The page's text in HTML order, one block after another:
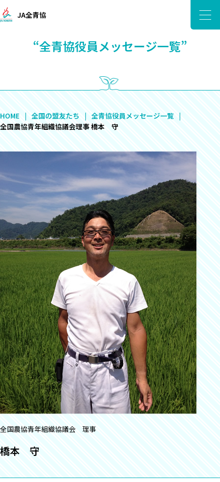
JA全青協
“全青協役員メッセージ一覧”
HOME 全国の盟友たち
全青協役員メッセージ一覧
全国農協青年組織協議会理事 橋本 守
全国農協青年組織協議会 理事
橋本 守